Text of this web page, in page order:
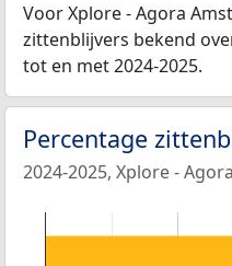
Voor Xplore - Agora
zittenblijvers bekend
tot en met 2024-2025.
Percentage
2024-2025, Xplore -